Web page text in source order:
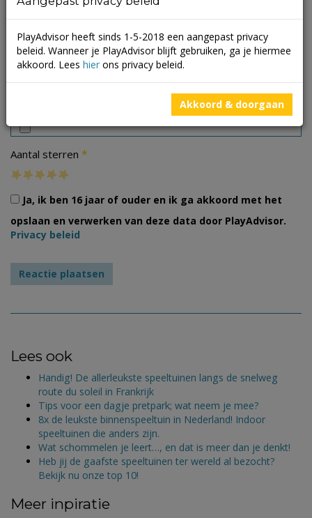
Aantal sterren *
Ja, ik ben 16 jaar of ouder en ik ga akkoord met het
opslaan en verwerken van deze data door PlayAdvisor.
Privacy beleid
Lees ook
Handig! De allerleukste speeltuinen langs de snelweg
route du soleil in Frankrijk
Tips voor een dagje pretpark; wat neem je mee?
8x de leukste binnenspeeltuin in Nederland! Indoor
speeltuinen die anders zijn.
Wat schommelen je leert…, en dat is meer dan je denkt!
Heb jij de gaafste speeltuinen ter wereld al bezocht?
Bekijk nu onze top 10!
Meer inpiratie
PlayAdvisor heeft sinds 1-5-2018 een aangepast privacy
beleid. Wanneer je PlayAdvisor blijft gebruiken, ga je hiermee
akkoord. Lees hier ons privacy beleid.
Akkoord & doorgaan